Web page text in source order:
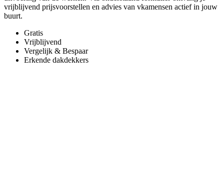
vrijblijvend prijsvoorstellen en advies van vkamensen actief in jouw
buurt.
Gratis
Vrijblijvend
Vergelijk & Bespaar
Erkende dakdekkers